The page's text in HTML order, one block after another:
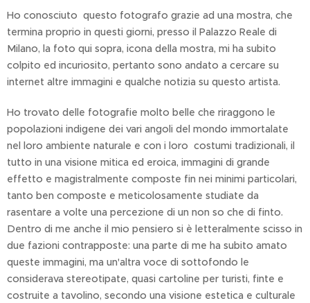
Ho conosciuto questo fotografo grazie ad una mostra, che
termina proprio in questi giorni, presso il Palazzo Reale di
Milano, la foto qui sopra, icona della mostra, mi ha subito
colpito ed incuriosito, pertanto sono andato a cercare su
internet altre immagini e qualche notizia su questo artista.
Ho trovato delle fotografie molto belle che riraggono le
popolazioni indigene dei vari angoli del mondo immortalate
nel loro ambiente naturale e con i loro costumi tradizionali, il
tutto in una visione mitica ed eroica, immagini di grande
effetto e magistralmente composte fin nei minimi particolari,
tanto ben composte e meticolosamente studiate da
rasentare a volte una percezione di un non so che di finto.
Dentro di me anche il mio pensiero si è letteralmente scisso in
due fazioni contrapposte: una parte di me ha subito amato
queste immagini, ma un'altra voce di sottofondo le
considerava stereotipate, quasi cartoline per turisti, finte e
costruite a tavolino, secondo una visione estetica e culturale